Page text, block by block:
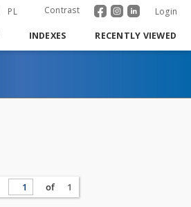
PL Contrast Login
INDEXES RECENTLY VIEWED
of 1